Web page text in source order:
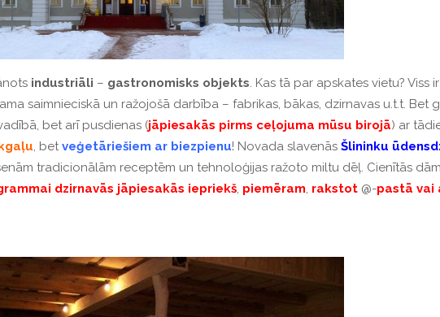
industriāli – gastronomisks objekts. Kas tā par apskates vietu? Viss
saimnieciskā un ražojošā darbība – fabrikas, bākas, dzirnavas u.t.t. Bet
bet arī pusdienas (jāpiesakās pirms ceļojuma mūsu birojā) ar
, betveģetāriešiem ar biezpienu! Novada slavenās Šlininku
tradicionālām receptēm un tehnoloģijas ražoto miltu dēļ. Cienītās
dzirnavās jāpiesakās iepriekš, piemēram, rakstot @-pastā vai